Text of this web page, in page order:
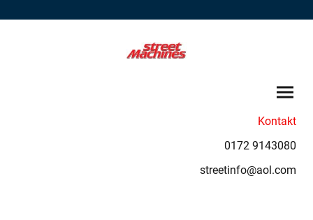
Kontakt
0172 9143080
streetinfo@aol.com